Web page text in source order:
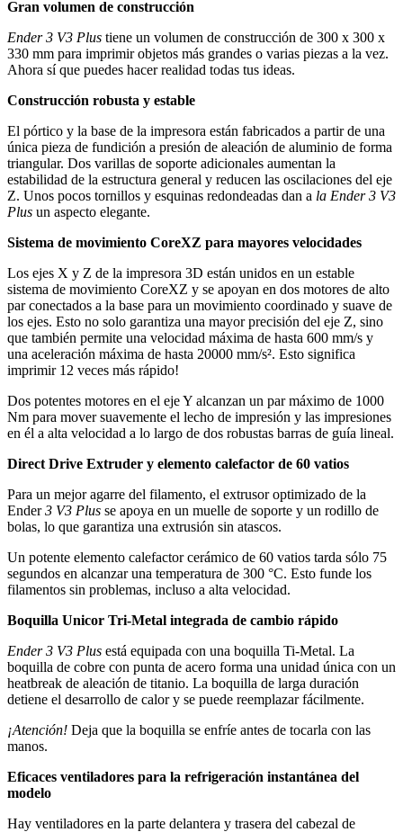
Gran volumen de construcción
Ender 3 V3 Plus tiene un volumen de construcción de 300 x 300 x
330 mm para imprimir objetos más grandes o varias piezas a la vez.
Ahora sí que puedes hacer realidad todas tus ideas.
Construcción robusta y estable
El pórtico y la base de la impresora están fabricados a partir de una
única pieza de fundición a presión de aleación de aluminio de forma
triangular. Dos varillas de soporte adicionales aumentan la
estabilidad de la estructura general y reducen las oscilaciones del eje
Z. Unos pocos tornillos y esquinas redondeadas dan a la Ender 3 V3
Plus un aspecto elegante.
Sistema de movimiento CoreXZ para mayores velocidades
Los ejes X y Z de la impresora 3D están unidos en un estable
sistema de movimiento CoreXZ y se apoyan en dos motores de alto
par conectados a la base para un movimiento coordinado y suave de
los ejes. Esto no solo garantiza una mayor precisión del eje Z, sino
que también permite una velocidad máxima de hasta 600 mm/s y
una aceleración máxima de hasta 20000 mm/s². Esto significa
imprimir 12 veces más rápido!
Dos potentes motores en el eje Y alcanzan un par máximo de 1000
Nm para mover suavemente el lecho de impresión y las impresiones
en él a alta velocidad a lo largo de dos robustas barras de guía lineal.
Direct Drive Extruder y elemento calefactor de 60 vatios
Para un mejor agarre del filamento, el extrusor optimizado de la
Ender3 V3 Plus se apoya en un muelle de soporte y un rodillo de
bolas, lo que garantiza una extrusión sin atascos.
Un potente elemento calefactor cerámico de 60 vatios tarda sólo 75
segundos en alcanzar una temperatura de 300 °C. Esto funde los
filamentos sin problemas, incluso a alta velocidad.
Boquilla Unicor Tri-Metal integrada de cambio rápido
Ender 3 V3 Plus está equipada con una boquilla Ti-Metal. La
boquilla de cobre con punta de acero forma una unidad única con un
heatbreak de aleación de titanio. La boquilla de larga duración
detiene el desarrollo de calor y se puede reemplazar fácilmente.
¡Atención! Deja que la boquilla se enfríe antes de tocarla con las
manos.
Eficaces ventiladores para la refrigeración instantánea del
modelo
Hay ventiladores en la parte delantera y trasera del cabezal de